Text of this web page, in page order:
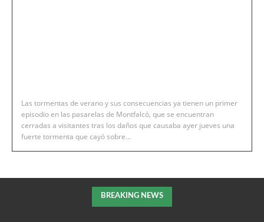
Las tormentas de verano y sus consecuencias ya tienen un primer
episodio en las pasarelas de Montfalcó, que se encuentran
cerradas a visitantes tras los daños que causaba ayer jueves una
fuerte tormenta que cayó sobre...
BREAKING NEWS